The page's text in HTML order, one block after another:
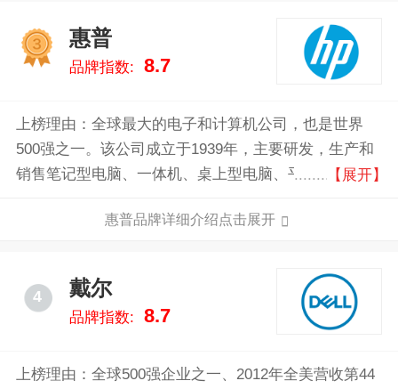
惠普
品牌指数: 8.7
上榜理由：全球最大的电子和计算机公司，也是世界
500强之一。该公司成立于1939年，主要研发，生产和
销售笔记型电脑、一体机、桌上型电脑、平板电脑、智
数位产品、电脑周边、智慧型电视和服务产品。
【展开】
惠普品牌详细介绍点击展开
4 戴尔
品牌指数: 8.7
上榜理由：全球500强企业之一、2012年全美营收第44